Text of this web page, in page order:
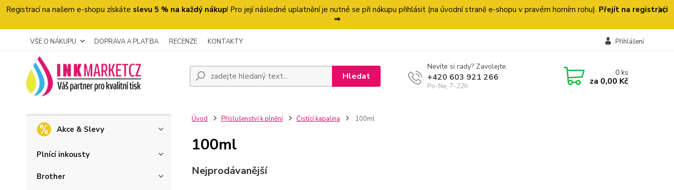
Registrací na našem e-shopu získáte slevu 5 % na každý nákup! Pro její následné uplatnění je nutné se při nákupu přihlásit (na úvodní straně e-shopu v pravém horním rohu). Přejít na registraci
⇒
VŠE O NÁKUPU DOPRAVA A PLATBA RECENZE KONTAKTY Přihlášení
Hledat
Nevíte si rady? Zavolejte.
+420 603 921 266
Po-Ne, 7-22h
0ks
za 0,00 Kč
Akce & Slevy
Plnící inkousty
Brother
Úvod Příslušenství k plnění Čistící kapalina 100ml
100ml
Nejprodávanější